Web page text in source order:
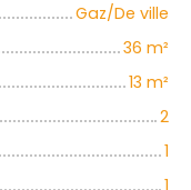
Gaz/De ville
36 m²
13 m²
2
1
1